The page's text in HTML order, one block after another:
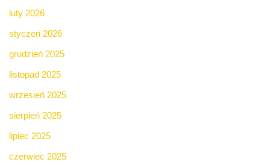
luty 2026
styczeń 2026
grudzień 2025
listopad 2025
wrzesień 2025
sierpień 2025
lipiec 2025
czerwiec 2025